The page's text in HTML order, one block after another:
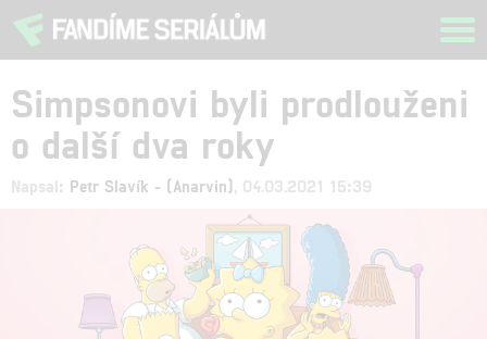
Simpsonovi byli prodlouženi
o další dva roky
Napsal: Petr Slavík - (Anarvin) , 04.03.2021 15:39